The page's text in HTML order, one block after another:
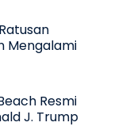
Mengalami
Resmi
J. Trump